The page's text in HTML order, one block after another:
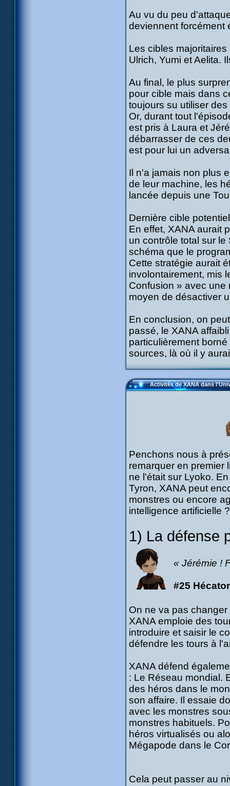
Au vu du peu
deviennent forcément
Les cibles
Ulrich, Yumi et Aelita.
Au final, le plus
pour cible mais dans
toujours su utiliser
Or, durant tout
est pris à Laura et
débarrasser de ces
est pour lui un
Il n'a jamais non plus
de leur machine, les
lancée depuis une
Dernière cible
En effet, XANA aurait
un contrôle total sur
schéma que le
Cette stratégie aurait
involontairement, mis
Confusion » avec une
moyen de désactiver
En conclusion, on
passé, le XANA
particulièrement
sources, là où il y
Activités de XANA dans
Penchons nous à
remarquer en premier
ne l'était sur Lyoko.
Tyron, XANA peut
monstres ou encore
intelligence artificielle ?
1) La défense
« Jérémie !
#25
On ne va pas
XANA emploie des
introduire et saisir le
défendre les tours à
XANA défend
: Le Réseau mondial.
des héros dans le
son affaire. Il essaie
avec les monstres
monstres habituels.
héros virtualisés ou
Mégapode dans le
Cela peut passer au